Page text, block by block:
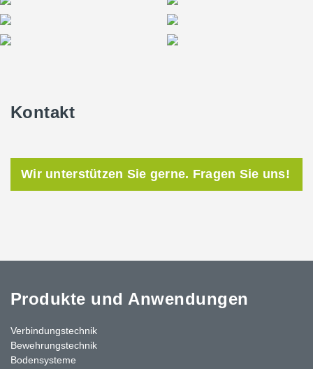
Kontakt
Wir unterstützen Sie gerne. Fragen Sie uns!
Produkte und Anwendungen
Verbindungstechnik
Bewehrungstechnik
Bodensysteme